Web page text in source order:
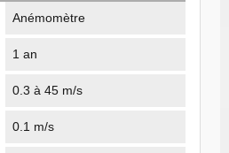
Anémomètre
1 an
0.3 à 45 m/s
0.1 m/s